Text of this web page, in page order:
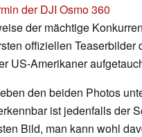
der DJI Osmo 360
der mächtige
offiziellen Teaserbilder
US-Amerikaner
den beiden Photos
ist jedenfalls der
Bild, man kann wohl